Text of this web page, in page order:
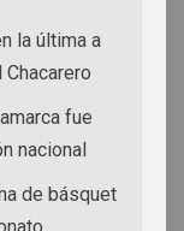
la última a
fue
nacional
de básquet